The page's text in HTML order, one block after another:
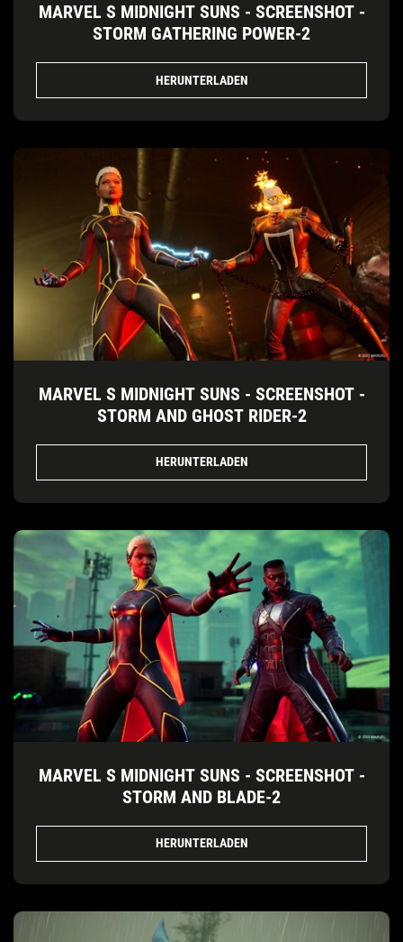
MARVEL S MIDNIGHT SUNS - SCREENSHOT -
STORM GATHERING POWER-2
HERUNTERLADEN
MARVEL S MIDNIGHT SUNS - SCREENSHOT -
STORM AND GHOST RIDER-2
HERUNTERLADEN
MARVEL S MIDNIGHT SUNS - SCREENSHOT -
STORM AND BLADE-2
HERUNTERLADEN